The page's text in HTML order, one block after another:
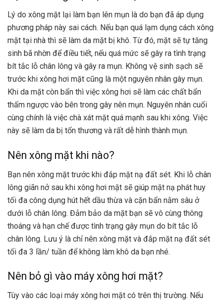
Lý do xông mặt lại làm bạn lên mụn là do bạn đã áp dụng
phương pháp này sai cách. Nếu bạn quá lạm dụng cách xông
mặt tại nhà thì sẽ làm da mặt bị khô. Từ đó, mặt sẽ tự tăng
sinh bã nhờn để điều tiết, nếu quá mức sẽ gây ra tình trạng
bít tắc lỗ chân lông và gây ra mụn. Không vệ sinh sạch sẽ
trước khi xông hơi mặt cũng là một nguyên nhân gây mụn.
Khi da mặt còn bẩn thì việc xông hơi sẽ làm các chất bẩn
thấm ngược vào bên trong gây nên mụn. Nguyên nhân cuối
cùng chính là việc chà xát mặt quá mạnh sau khi xông. Việc
này sẽ làm da bị tổn thương và rất dễ hình thành mụn.
Nên xông mặt khi nào?
Bạn nên xông mặt trước khi đắp mặt nạ đất sét. Khi lỗ chân
lông giãn nở sau khi xông hơi mặt sẽ giúp mặt nạ phát huy
tối đa công dụng hút hết dầu thừa và cặn bẩn nằm sâu ở
dưới lỗ chân lông. Đảm bảo da mặt bạn sẽ vô cùng thông
thoáng và hạn chế được tình trạng gây mụn do bít tắc lỗ
chân lông. Lưu ý là chỉ nên xông mặt và đắp mặt nạ đất sét
tối đa 3 lần/ tuần để không làm khô da bạn nhé.
Nên bỏ gì vào máy xông hơi mặt?
Tùy vào các loại máy xông hơi mặt có trên thị trường. Nếu